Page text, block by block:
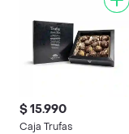
$ 15.990
Caja Trufas